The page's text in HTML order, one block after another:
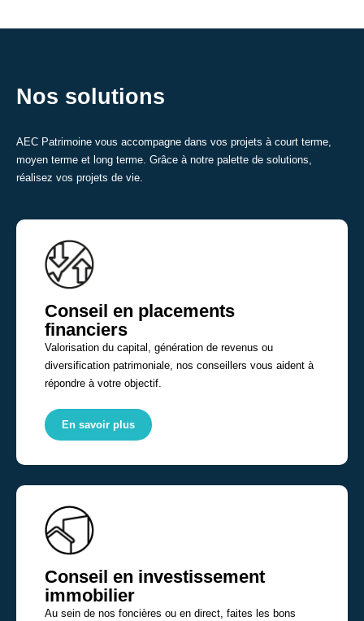
Nos solutions
AEC Patrimoine vous accompagne dans vos projets à court terme,
moyen terme et long terme. Grâce à notre palette de solutions,
réalisez vos projets de vie.
Conseil en placements
financiers
Valorisation du capital, génération de revenus ou
diversification patrimoniale, nos conseillers vous aident à
répondre à votre objectif.
En savoir plus
Conseil en investissement
immobilier
Au sein de nos foncières ou en direct, faites les bons